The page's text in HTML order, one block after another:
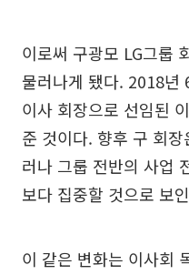
이로써 구광모 LG그룹
물러나게 됐다. 2018년
이사 회장으로 선임된
준 것이다. 향후 구 회
러나 그룹 전반의 사업
보다 집중할 것으로 보
이 같은 변화는 이사회